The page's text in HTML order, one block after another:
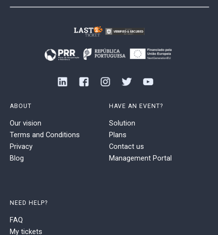
ABOUT
Our vision
Terms and Conditions
Privacy
Blog
HAVE AN EVENT?
Solution
Plans
Contact us
Management Portal
NEED HELP?
FAQ
My tickets